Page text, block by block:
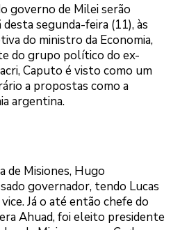
governo de Milei serão
segunda-feira (11), às
do ministro da Economia,
do grupo político do ex-
Caputo é visto como um
a propostas como a
argentina.
de Misiones, Hugo
governador, tendo Lucas
Já o até então chefe do
Ahuad, foi eleito presidente